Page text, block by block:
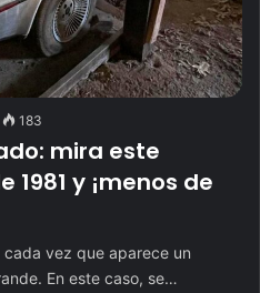
183
mira este
1981 y ¡menos de
vez que aparece un
En este caso, se…